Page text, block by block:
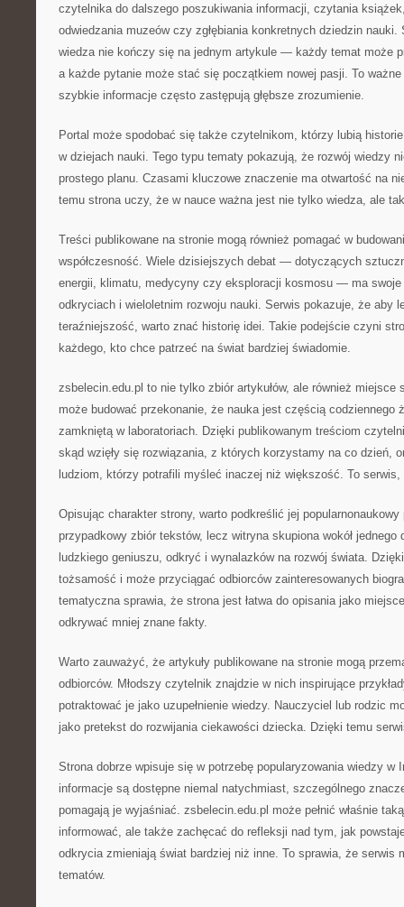
czytelnika do dalszego poszukiwania informacji, czytania
odwiedzania muzeów czy zgłębiania konkretnych dziedzin nauki.
wiedza nie kończy się na jednym artykule — każdy temat może
a każde pytanie może stać się początkiem nowej pasji. To
szybkie informacje często zastępują głębsze zrozumienie.
Portal może spodobać się także czytelnikom, którzy lubią
w dziejach nauki. Tego typu tematy pokazują, że rozwój wiedzy
prostego planu. Czasami kluczowe znaczenie ma otwartość na
temu strona uczy, że w nauce ważna jest nie tylko wiedza, ale
Treści publikowane na stronie mogą również pomagać w
współczesność. Wiele dzisiejszych debat — dotyczących
energii, klimatu, medycyny czy eksploracji kosmosu — ma swoje
odkryciach i wieloletnim rozwoju nauki. Serwis pokazuje, że aby
teraźniejszość, warto znać historię idei. Takie podejście czyni
każdego, kto chce patrzeć na świat bardziej świadomie.
zsbelecin.edu.pl to nie tylko zbiór artykułów, ale również miejsce
może budować przekonanie, że nauka jest częścią codziennego
zamkniętą w laboratoriach. Dzięki publikowanym treściom
skąd wzięły się rozwiązania, z których korzystamy na co dzień,
ludziom, którzy potrafili myśleć inaczej niż większość. To
Opisując charakter strony, warto podkreślić jej
przypadkowy zbiór tekstów, lecz witryna skupiona wokół jednego
ludzkiego geniuszu, odkryć i wynalazków na rozwój świata.
tożsamość i może przyciągać odbiorców zainteresowanych
tematyczna sprawia, że strona jest łatwa do opisania jako
odkrywać mniej znane fakty.
Warto zauważyć, że artykuły publikowane na stronie mogą
odbiorców. Młodszy czytelnik znajdzie w nich inspirujące
potraktować je jako uzupełnienie wiedzy. Nauczyciel lub rodzic
jako pretekst do rozwijania ciekawości dziecka. Dzięki temu
Strona dobrze wpisuje się w potrzebę popularyzowania wiedzy w
informacje są dostępne niemal natychmiast, szczególnego
pomagają je wyjaśniać. zsbelecin.edu.pl może pełnić właśnie
informować, ale także zachęcać do refleksji nad tym, jak
odkrycia zmieniają świat bardziej niż inne. To sprawia, że serwis
tematów.